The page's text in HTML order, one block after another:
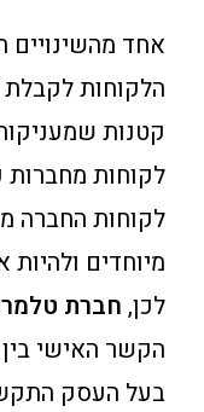
אחד מהשינויים
הלקוחות לקבלת
קטנות
לקוחות מחברות
לקוחות החברה
מיוחדים
לכן, חברת
הקשר האישי
בעל העסק